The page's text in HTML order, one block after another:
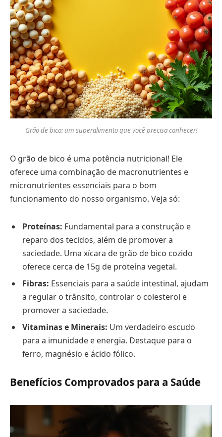
Grão de bico: um superalimento que você precisa conhecer!
O grão de bico é uma potência nutricional! Ele
oferece uma combinação de macronutrientes e
micronutrientes essenciais para o bom
funcionamento do nosso organismo. Veja só:
Proteínas: Fundamental para a construção e
reparo dos tecidos, além de promover a
saciedade. Uma xícara de grão de bico cozido
oferece cerca de 15g de proteína vegetal.
Fibras: Essenciais para a saúde intestinal, ajudam
a regular o trânsito, controlar o colesterol e
promover a saciedade.
Vitaminas e Minerais: Um verdadeiro escudo
para a imunidade e energia. Destaque para o
ferro, magnésio e ácido fólico.
Benefícios Comprovados para a Saúde